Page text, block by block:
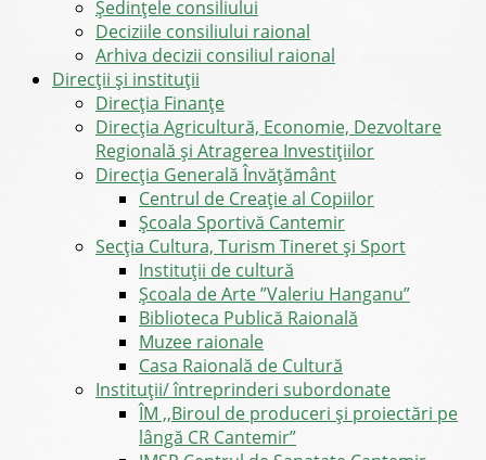
Şedinţele consiliului
Deciziile consiliului raional
Arhiva decizii consiliul raional
Direcții și instituții
Direcţia Finanţe
Direcția Agricultură, Economie, Dezvoltare
Regională și Atragerea Investițiilor
Direcția Generală Învățământ
Centrul de Creație al Copiilor
Școala Sportivă Cantemir
Secția Cultura, Turism Tineret și Sport
Instituții de cultură
Școala de Arte ”Valeriu Hanganu”
Biblioteca Publică Raională
Muzee raionale
Casa Raională de Cultură
Instituții/ întreprinderi subordonate
ÎM ,,Biroul de produceri și proiectări pe
lângă CR Cantemir”